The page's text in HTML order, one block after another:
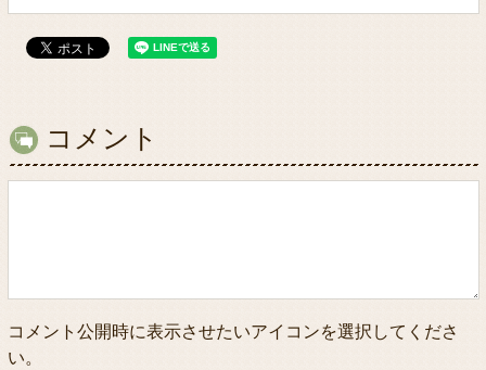
コメント
コメント公開時に表示させたいアイコンを選択してくださ
い。